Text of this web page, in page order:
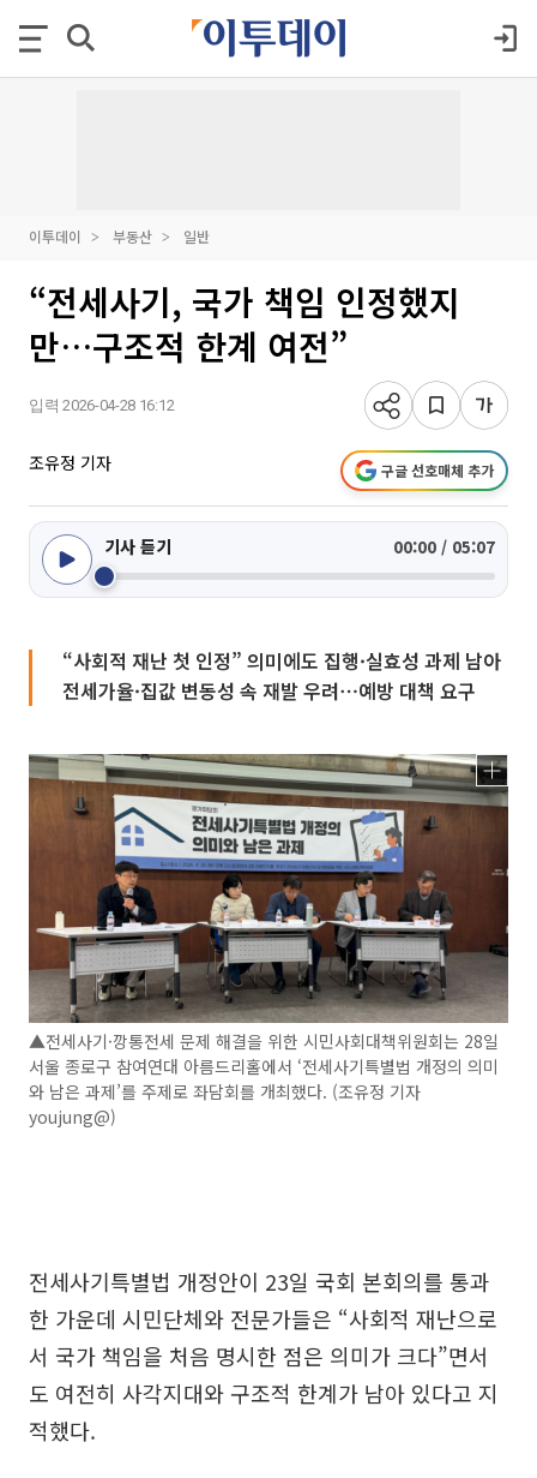
이투데이 부동산 일반
“전세사기, 국가 책임 인정했지
만…구조적 한계 여전”
입력 2026-04-28 16:12
조유정 기자 구글 선호매체 추가
기사 듣기 00:00 / 05:07
“사회적 재난 첫 인정” 의미에도 집행·실효성 과제 남아
전세가율·집값 변동성 속 재발 우려⋯예방 대책 요구
▲전세사기·깡통전세 문제 해결을 위한 시민사회대책위원회는 28일
서울 종로구 참여연대 아름드리홀에서 ‘전세사기특별법 개정의 의미
와 남은 과제’를 주제로 좌담회를 개최했다. (조유정 기자
youjung@)
전세사기특별법 개정안이 23일 국회 본회의를 통과
한 가운데 시민단체와 전문가들은 “사회적 재난으로
서 국가 책임을 처음 명시한 점은 의미가 크다”면서
도 여전히 사각지대와 구조적 한계가 남아 있다고 지
적했다.